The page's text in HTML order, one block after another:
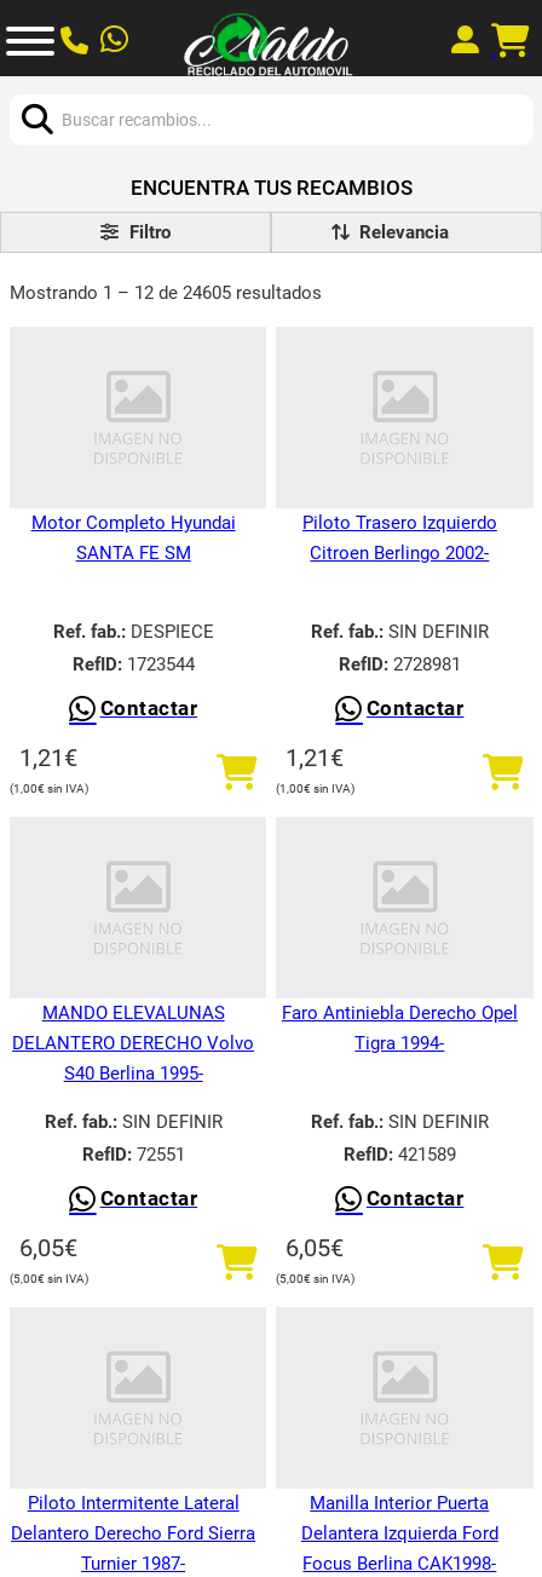
ENCUENTRA TUS RECAMBIOS
Filtro
Mostrando 1 – 12 de 24605 resultados
Motor Completo Hyundai
SANTA FE SM
Ref. fab.:DESPIECE
RefID:1723544
Contactar
1,21€
1,00€
Piloto Trasero Izquierdo
Citroen Berlingo 2002-
Ref. fab.:SIN DEFINIR
RefID:2728981
Contactar
1,21€
1,00€
MANDO ELEVALUNAS
DELANTERO DERECHO Volvo
S40 Berlina 1995-
Ref. fab.:SIN DEFINIR
RefID:72551
Contactar
6,05€
5,00€
Faro Antiniebla Derecho Opel
Tigra 1994-
Ref. fab.:SIN DEFINIR
RefID:421589
Contactar
6,05€
5,00€
Piloto Intermitente Lateral
Delantero Derecho Ford Sierra
Turnier 1987-
Manilla Interior Puerta
Delantera Izquierda Ford
Focus Berlina CAK1998-